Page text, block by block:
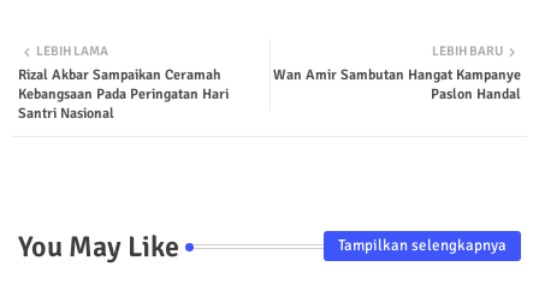
tsap
LEBIH BARU
Wan Amir Sambutan Hangat Kampanye
Paslon Handal
LEBIH LAMA
Rizal Akbar Sampaikan Ceramah
Kebangsaan Pada Peringatan Hari
Santri Nasional
You May Like Tampilkan selengkapnya